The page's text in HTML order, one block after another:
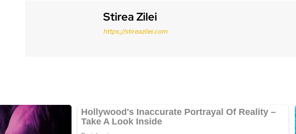
Stirea Zilei
https://stireazilei.com